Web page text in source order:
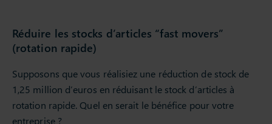
Réduire les stocks d’articles “fast movers”
(rotation rapide)
Supposons que vous réalisiez une réduction de stock de
1,25 million d’euros en réduisant le stock d’articles à
rotation rapide. Quel en serait le bénéfice pour votre
entreprise ?